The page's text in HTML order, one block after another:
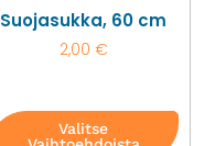
Suojasukka, 60 cm
2,00 €
Valitse